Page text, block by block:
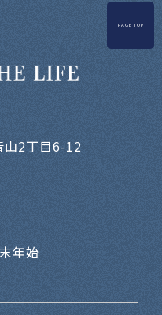
PAGE TOP
山2丁目6-12
年始